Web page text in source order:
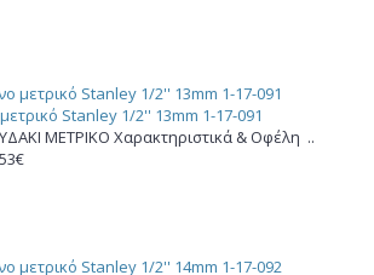
Stanley 1/2'' 13mm 1-17-091
ΜΕΤΡΙΚΟ Χαρακτηριστικά & Οφέλη ..